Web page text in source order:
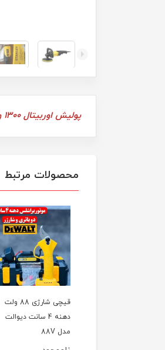
پولیش اوربیتال 1300 وات استنلی مدل SP_137، ویدئو تست پائین صفحه
محصولات مرتبط
قیچی شارژی 88 ولت
دهنه 4 سانت دیوالت
مدل 88V